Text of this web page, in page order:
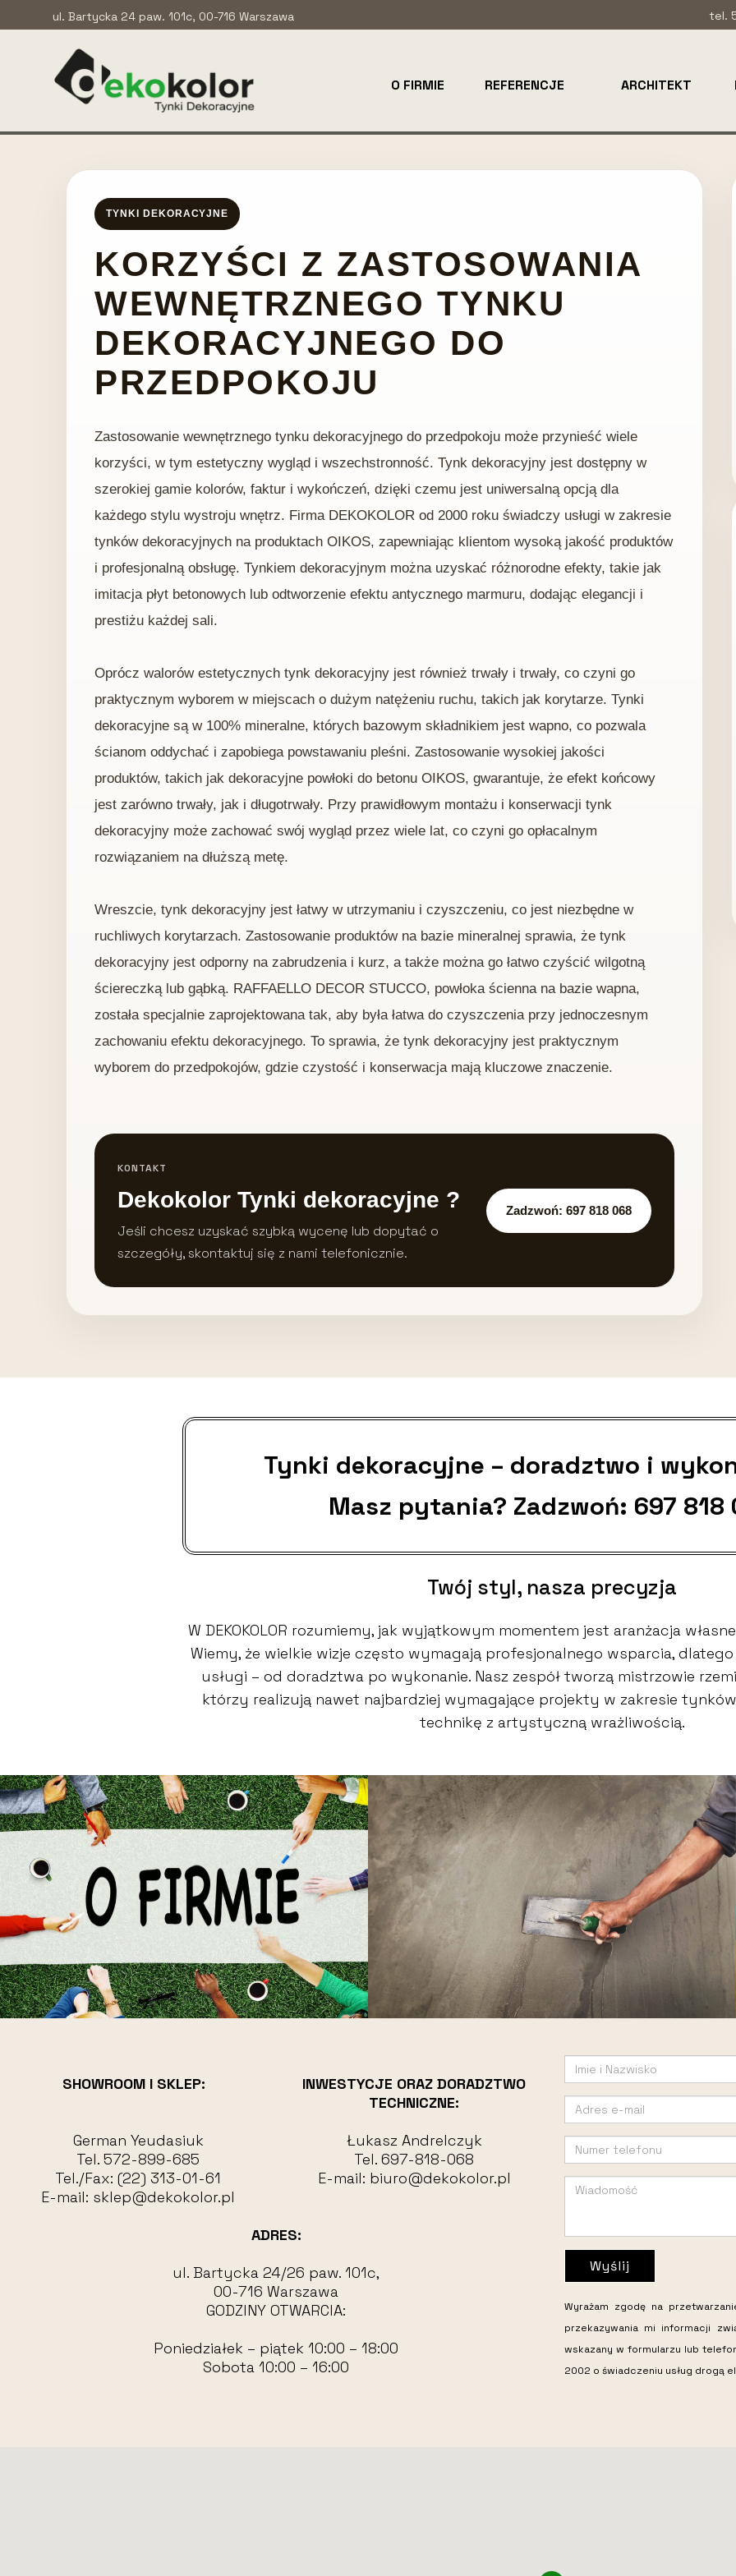
ARCHITEKT
REFERENCJE
O FIRMIE
ul. Bartycka 24 paw. 101c, 00-716 Warszawa tel.
TYNKI DEKORACYJNE
KORZYŚCI Z ZASTOSOWANIA
WEWNĘTRZNEGO TYNKU
DEKORACYJNEGO DO
PRZEDPOKOJU
Zastosowanie wewnętrznego tynku dekoracyjnego do przedpokoju może przynieść wiele
korzyści, w tym estetyczny wygląd i wszechstronność. Tynk dekoracyjny jest dostępny w
szerokiej gamie kolorów, faktur i wykończeń, dzięki czemu jest uniwersalną opcją dla
każdego stylu wystroju wnętrz. Firma DEKOKOLOR od 2000 roku świadczy usługi w zakresie
tynków dekoracyjnych na produktach OIKOS, zapewniając klientom wysoką jakość produktów
i profesjonalną obsługę. Tynkiem dekoracyjnym można uzyskać różnorodne efekty, takie jak
imitacja płyt betonowych lub odtworzenie efektu antycznego marmuru, dodając elegancji i
prestiżu każdej sali.
Oprócz walorów estetycznych tynk dekoracyjny jest również trwały i trwały, co czyni go
praktycznym wyborem w miejscach o dużym natężeniu ruchu, takich jak korytarze. Tynki
dekoracyjne są w 100% mineralne, których bazowym składnikiem jest wapno, co pozwala
ścianom oddychać i zapobiega powstawaniu pleśni. Zastosowanie wysokiej jakości
produktów, takich jak dekoracyjne powłoki do betonu OIKOS, gwarantuje, że efekt końcowy
jest zarówno trwały, jak i długotrwały. Przy prawidłowym montażu i konserwacji tynk
dekoracyjny może zachować swój wygląd przez wiele lat, co czyni go opłacalnym
rozwiązaniem na dłuższą metę.
Wreszcie, tynk dekoracyjny jest łatwy w utrzymaniu i czyszczeniu, co jest niezbędne w
ruchliwych korytarzach. Zastosowanie produktów na bazie mineralnej sprawia, że ​​tynk
dekoracyjny jest odporny na zabrudzenia i kurz, a także można go łatwo czyścić wilgotną
ściereczką lub gąbką. RAFFAELLO DECOR STUCCO, powłoka ścienna na bazie wapna,
została specjalnie zaprojektowana tak, aby była łatwa do czyszczenia przy jednoczesnym
zachowaniu efektu dekoracyjnego. To sprawia, że ​​tynk dekoracyjny jest praktycznym
wyborem do przedpokojów, gdzie czystość i konserwacja mają kluczowe znaczenie.
KONTAKT
Dekokolor Tynki dekoracyjne ?
Jeśli chcesz uzyskać szybką wycenę lub dopytać o
szczegóły, skontaktuj się z nami telefonicznie.
Zadzwoń: 697 818 068
Tynki dekoracyjne – doradztwo i
Masz pytania? Zadzwoń: 697 818
Twój styl, nasza precyzja
W DEKOKOLOR rozumiemy, jak wyjątkowym momentem jest aranżacja
Wiemy, że wielkie wizje często wymagają profesjonalnego wsparcia,
usługi – od doradztwa po wykonanie. Nasz zespół tworzą mistrzowie
którzy realizują nawet najbardziej wymagające projekty w zakresie
technikę z artystyczną wrażliwością.
SHOWROOM I SKLEP:
German Yeudasiuk
Tel. 572-899-685
Tel./Fax: (22) 313-01-61
E-mail: sklep@dekokolor.pl
INWESTYCJE ORAZ DORADZTWO
TECHNICZNE:
Łukasz Andrelczyk
Tel. 697-818-068
E-mail: biuro@dekokolor.pl
ADRES:
ul. Bartycka 24/26 paw. 101c,
00-716 Warszawa
GODZINY OTWARCIA:
Poniedziałek – piątek 10:00 – 18:00
Sobota 10:00 – 16:00
Wyślij
Wyrażam zgodę na
przekazywania mi informacji
wskazany w formularzu lub
2002 o świadczeniu usług drogą